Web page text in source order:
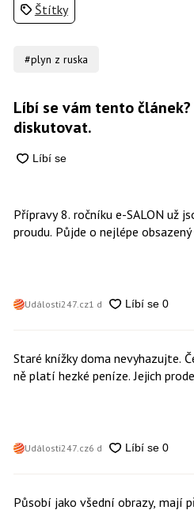
Štítky
#plyn z ruska
Líbí se vám tento
diskutovat.
Přípravy 8. ročníku e-SALON už
proudu. Půjde o nejlépe
Události247.cz1 d
Staré knížky doma nevyhazujte.
ně platí hezké peníze. Jejich
Události247.cz6 d
Působí jako všední obrazy, mají